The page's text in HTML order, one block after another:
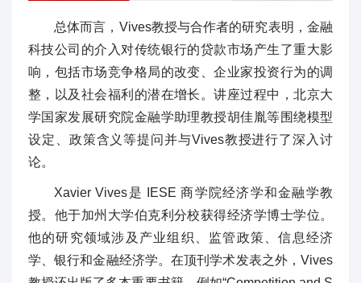
总体而言，Vives教授与合作者的研究表明，金融
科技公司的介入对传统银行的贷款市场产生了重大影
响，包括市场竞争格局的改变、企业家投资行为的调
整，以及社会福利的潜在增长。讲座过程中，北京大
学国家发展研究院金融学助理教授胡佳胤等围绕模型
设定、政策含义等提问并与Vives教授进行了深入讨
论。
Xavier Vives是 IESE 商学院经济学和金融学教
授。他于加州大学伯克利分校获得经济学博士学位。
他的研究领域涉及产业组织、监管政策、信息经济
学、银行和金融经济学。在顶刊学术发表之外，Vives